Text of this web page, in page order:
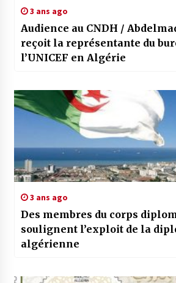
3 ans ago
Audience au CNDH /
reçoit la représentante du
l’UNICEF en Algérie
3 ans ago
Des membres du corps
soulignent l’exploit de la
algérienne